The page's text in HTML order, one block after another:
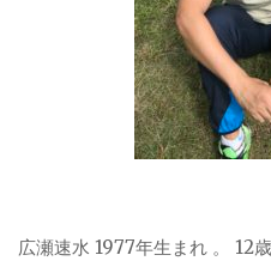
広瀬速水 1977年生まれ 。 12